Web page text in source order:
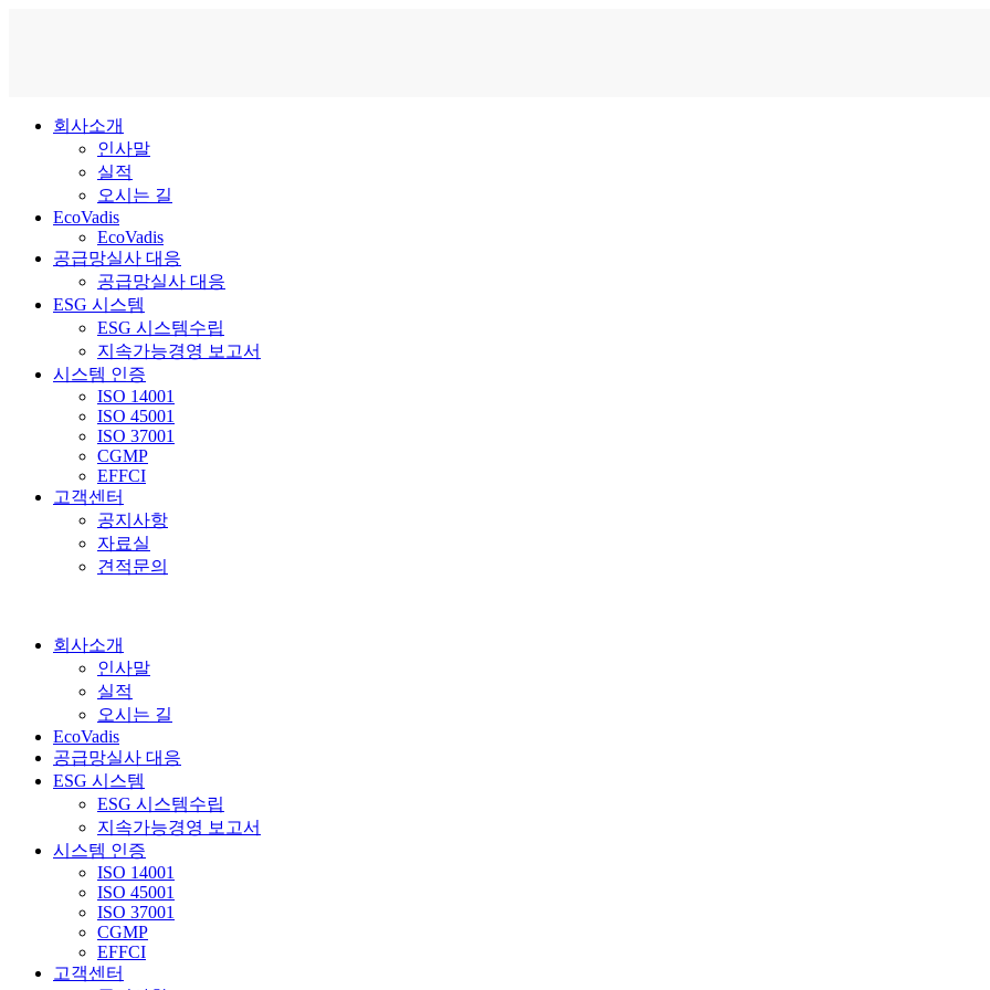
회사소개
인사말
실적
오시는 길
EcoVadis
EcoVadis
공급망실사 대응
공급망실사 대응
ESG 시스템
ESG 시스템수립
지속가능경영 보고서
시스템 인증
ISO 14001
ISO 45001
ISO 37001
CGMP
EFFCI
고객센터
공지사항
자료실
견적문의
회사소개
인사말
실적
오시는 길
EcoVadis
공급망실사 대응
ESG 시스템
ESG 시스템수립
지속가능경영 보고서
시스템 인증
ISO 14001
ISO 45001
ISO 37001
CGMP
EFFCI
고객센터